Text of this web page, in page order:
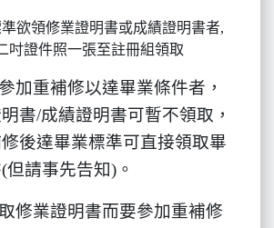
欲領修業證明書或成績證明書者,
吋證件照一張至註冊組領取
加重補修以達畢業條件者，
書/成績證明書可暫不領取，
後達畢業標準可直接領取畢
但請事先告知)。
修業證明書而要參加重補修